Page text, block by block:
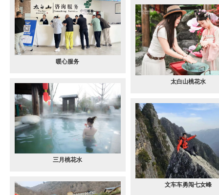
暖心服务
太白山桃花水
三月桃花水
文车车勇闯七女峰